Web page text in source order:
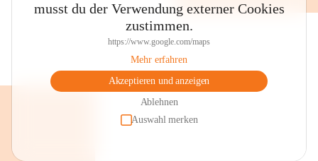
musst du der Verwendung externer Cookies
zustimmen.
https://www.google.com/maps
Mehr erfahren
Akzeptieren und anzeigen
Ablehnen
Auswahl merken